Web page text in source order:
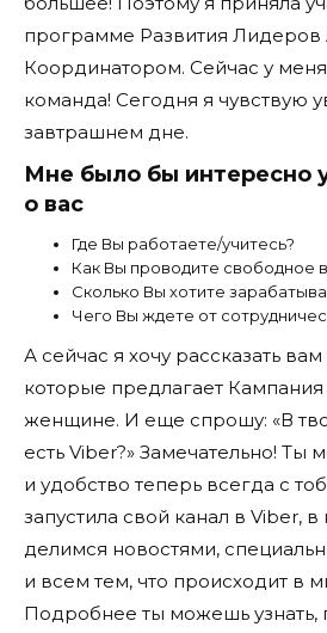
программе Развития Лидеров
Координатором. Сейчас у
команда! Сегодня я чувствую
завтрашнем дне.
Мне было бы интересно
о вас
Где Вы работаете/учитесь?
Как Вы проводите свободное
Сколько Вы хотите
Чего Вы ждете от
А сейчас я хочу рассказать
которые предлагает
женщине. И еще спрошу: «В
есть Viber?» Замечательно! Ты
и удобство теперь всегда с
запустила свой канал в Viber,
делимся новостями,
и всем тем, что происходит в
Подробнее ты можешь узнать,